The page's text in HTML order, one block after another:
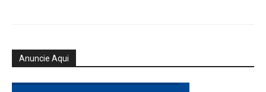
Anuncie Aqui